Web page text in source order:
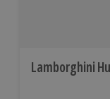
Lamborghini